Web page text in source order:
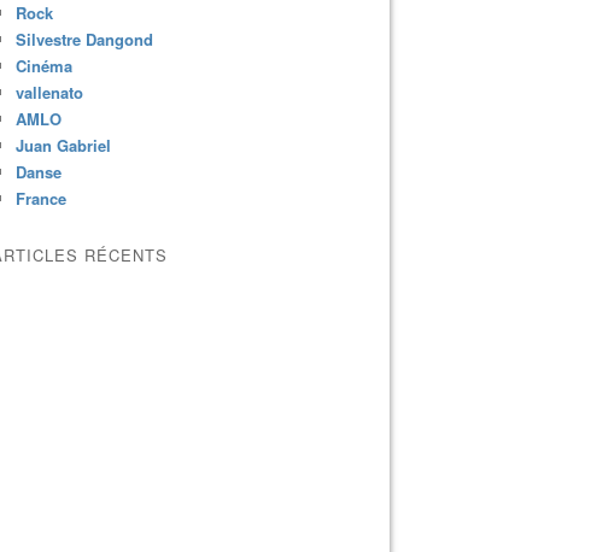
Rock
Silvestre Dangond
Cinéma
vallenato
AMLO
Juan Gabriel
Danse
France
RÉCENTS